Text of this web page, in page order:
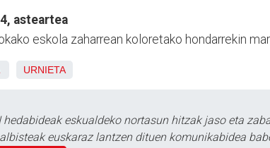
asteartea
eskola zaharrean koloretako hondarrekin
URNIETA
hedabideak eskualdeko nortasun hitzak jaso eta
euskaraz lantzen dituen komunikabidea